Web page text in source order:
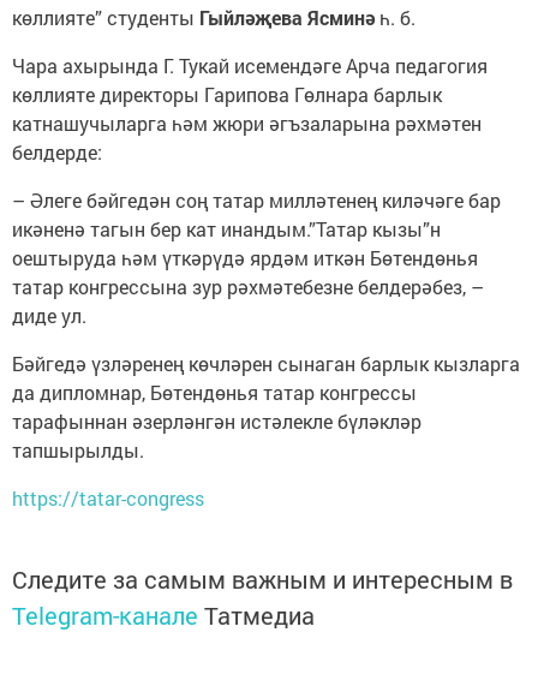
көллияте” студенты Гыйләҗева Ясминәһ. б.
Чара ахырында Г. Тукай исемендәге Арча педагогия
көллияте директоры Гарипова Гөлнара барлык
катнашучыларга һәм жюри әгъзаларына рәхмәтен
белдерде:
– Әлеге бәйгедән соң татар милләтенең киләчәге бар
икәненә тагын бер кат инандым.”Татар кызы”н
оештыруда һәм үткәрүдә ярдәм иткән Бөтендөнья
татар конгрессына зур рәхмәтебезне белдерәбез, –
диде ул.
Бәйгедә үзләренең көчләрен сынаган барлык кызларга
да дипломнар, Бөтендөнья татар конгрессы
тарафыннан әзерләнгән истәлекле бүләкләр
тапшырылды.
https://tatar-congress
Следите за самым важным и интересным в
Telegram-канале Татмедиа